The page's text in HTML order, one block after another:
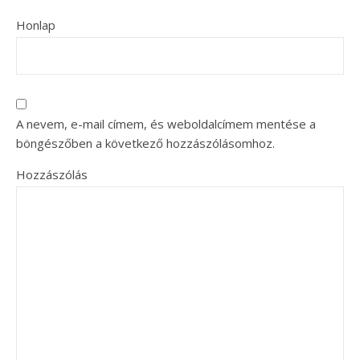
Honlap
A nevem, e-mail címem, és weboldalcímem mentése a
böngészőben a következő hozzászólásomhoz.
Hozzászólás